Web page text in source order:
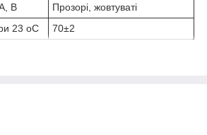
В
Прозорі, жовтуваті
23 оС
70±2